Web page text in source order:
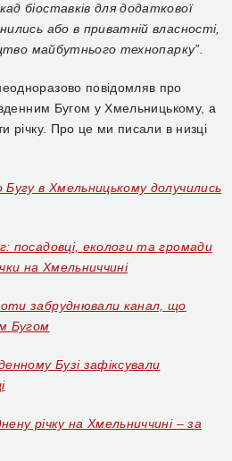
біоставків для додаткової
або в приватній власності,
майбутнього технопарку”.
повідомляв про
Бугом у Хмельницькому, а
річку. Про це ми писали в низці
в Хмельницькому долучились
посадовці, екологи та громади
на Хмельниччині
забруднювали канал, що
Бугом
Бузі зафіксували
річку на Хмельниччині – за